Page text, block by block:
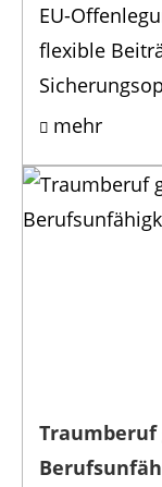
EU-
flexible
mehr
Traumberuf